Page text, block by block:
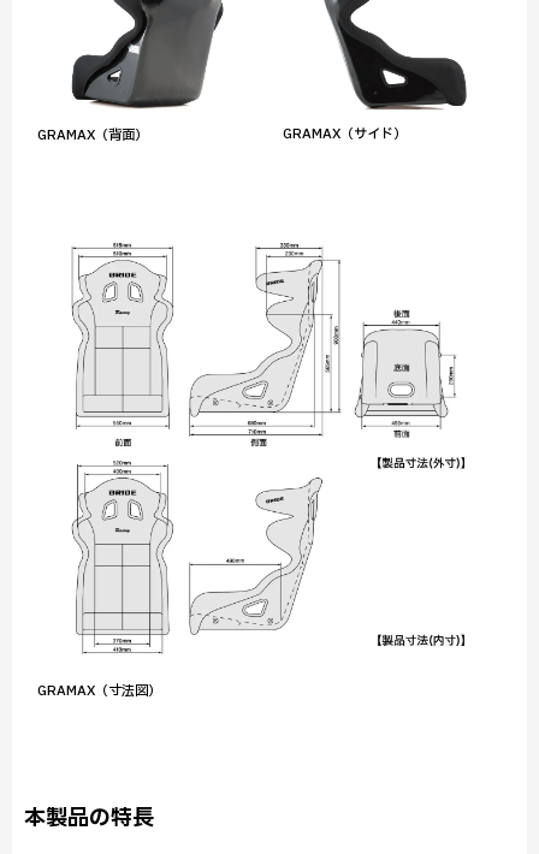
GRAMAX（背面） GRAMAX（サイド）
GRAMAX（寸法図）
本製品の特長